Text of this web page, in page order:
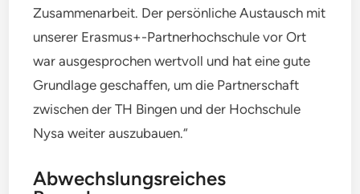
Zusammenarbeit. Der persönliche Austausch mit
unserer Erasmus+-Partnerhochschule vor Ort
war ausgesprochen wertvoll und hat eine gute
Grundlage geschaffen, um die Partnerschaft
zwischen der TH Bingen und der Hochschule
Nysa weiter auszubauen.“
Abwechslungsreiches